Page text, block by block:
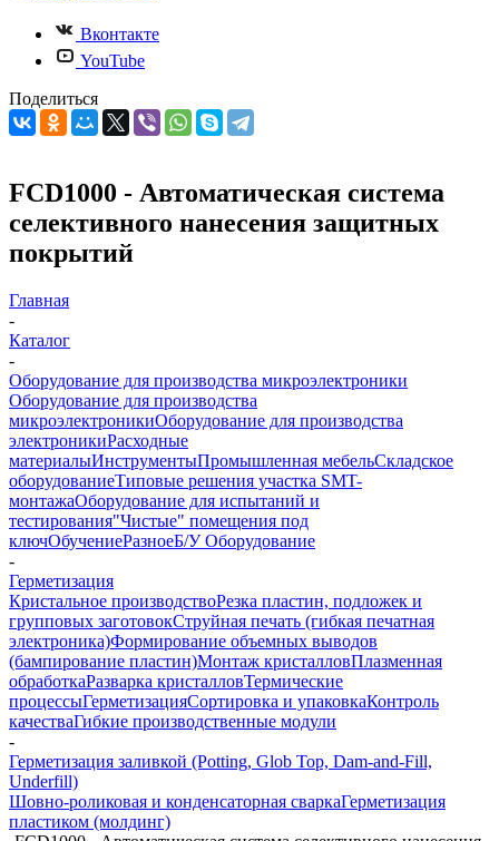
Вконтакте
YouTube
Поделиться
FCD1000 - Автоматическая система
селективного нанесения защитных
покрытий
Главная
-
Каталог
-
Оборудование для производства микроэлектроники
Оборудование для производства
микроэлектроникиОборудование для производства
электроникиРасходные
материалыИнструментыПромышленная мебельСкладское
оборудованиеТиповые решения участка SMT-
монтажаОборудование для испытаний и
тестирования"Чистые" помещения под
ключОбучениеРазноеБ/У Оборудование
-
Герметизация
Кристальное производствоРезка пластин, подложек и
групповых заготовокСтруйная печать (гибкая печатная
электроника)Формирование объемных выводов
(бампирование пластин)Монтаж кристалловПлазменная
обработкаРазварка кристалловТермические
процессыГерметизацияСортировка и упаковкаКонтроль
качестваГибкие производственные модули
-
Герметизация заливкой (Potting, Glob Top, Dam-and-Fill,
Underfill)
Шовно-роликовая и конденсаторная сваркаГерметизация
пластиком (молдинг)